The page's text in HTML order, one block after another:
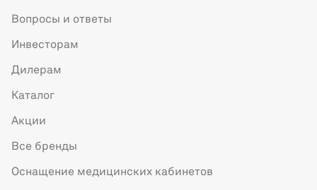
Вопросы и ответы
Инвесторам
Дилерам
Каталог
Акции
Все бренды
Оснащение медицинских кабинетов